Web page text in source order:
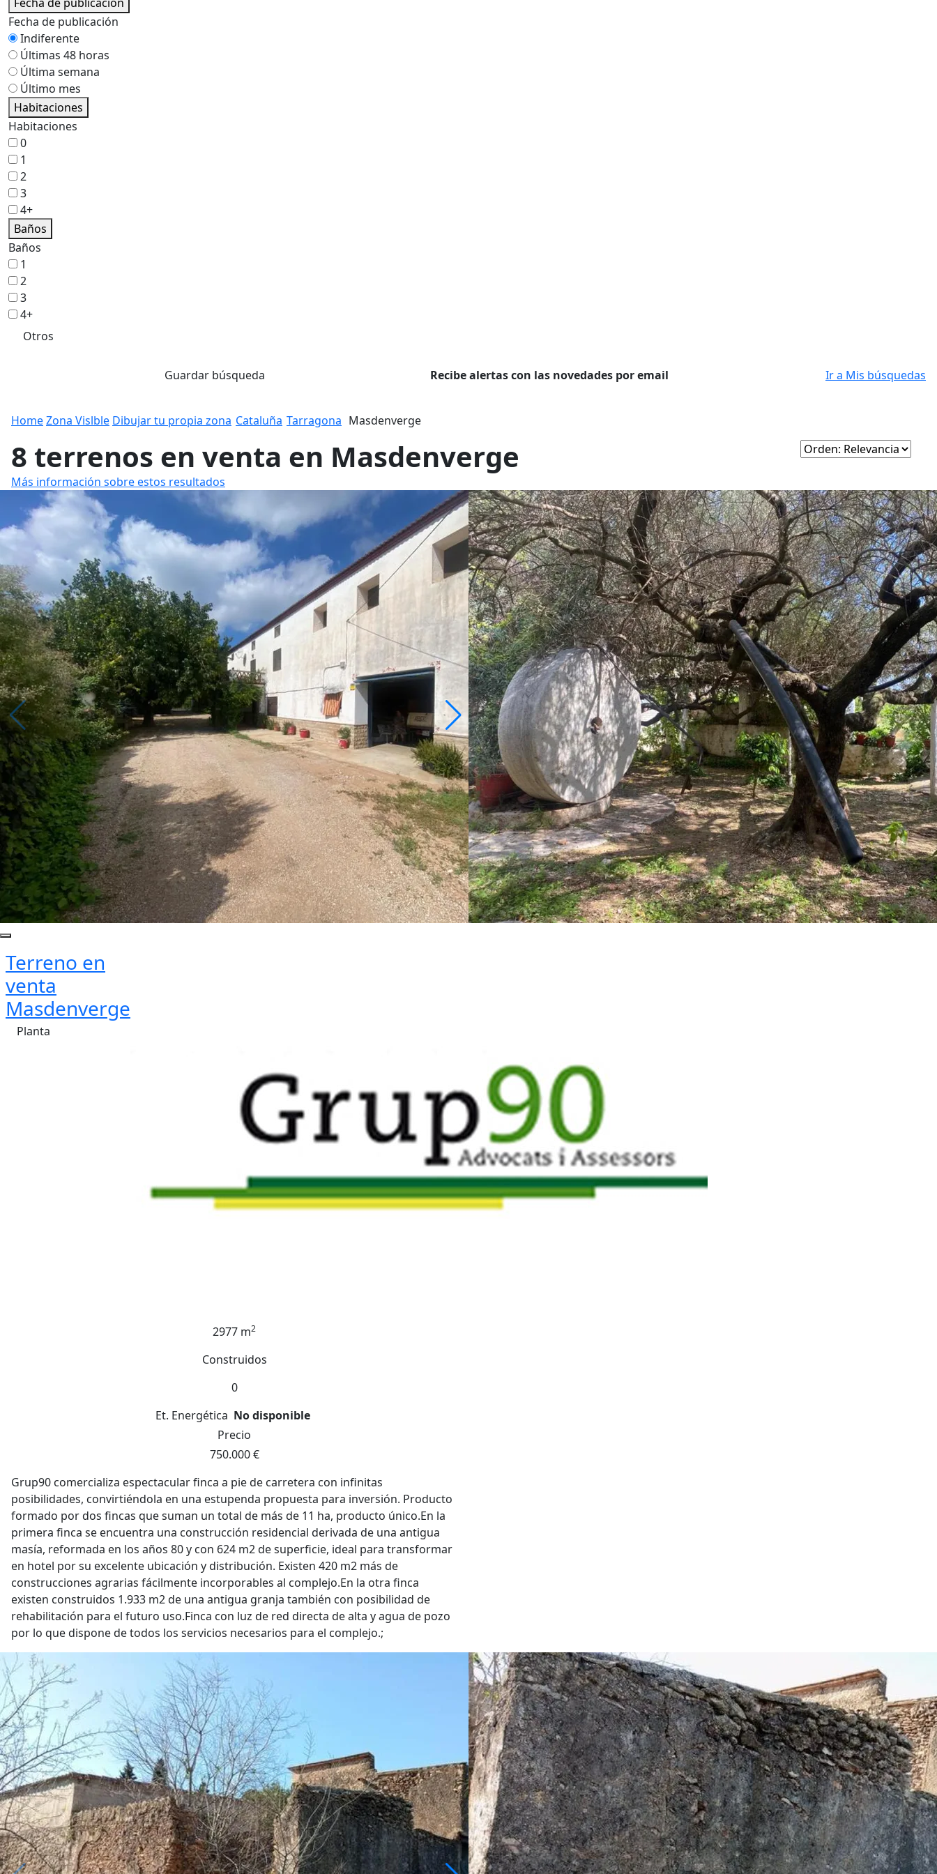
Fecha de publicación
Indiferente
Últimas 48 horas
Última semana
Último mes
Habitaciones
Habitaciones
0
1
2
3
4+
Baños
Baños
1
2
3
4+
Otros
Guardar búsqueda Recibe alertas con las novedades por email Ir a Mis búsquedas
HomeZona Vislble Dibujar tu propia zona Cataluña Tarragona Masdenverge
8 terrenos en venta en Masdenverge
Más información sobre estos resultados
Terreno en
venta
Masdenverge
Planta
2977 m2
Construidos
0
Et. Energética No disponible
Precio
750.000 €
Grup90 comercializa espectacular finca a pie de carretera con infinitas
posibilidades, convirtiéndola en una estupenda propuesta para inversión. Producto
formado por dos fincas que suman un total de más de 11 ha, producto único.En la
primera finca se encuentra una construcción residencial derivada de una antigua
masía, reformada en los años 80 y con 624 m2 de superficie, ideal para transformar
en hotel por su excelente ubicación y distribución. Existen 420 m2 más de
construcciones agrarias fácilmente incorporables al complejo.En la otra finca
existen construidos 1.933 m2 de una antigua granja también con posibilidad de
rehabilitación para el futuro uso.Finca con luz de red directa de alta y agua de pozo
por lo que dispone de todos los servicios necesarios para el complejo.;